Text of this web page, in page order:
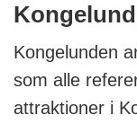
Kongelunden
som alle
attraktioner i